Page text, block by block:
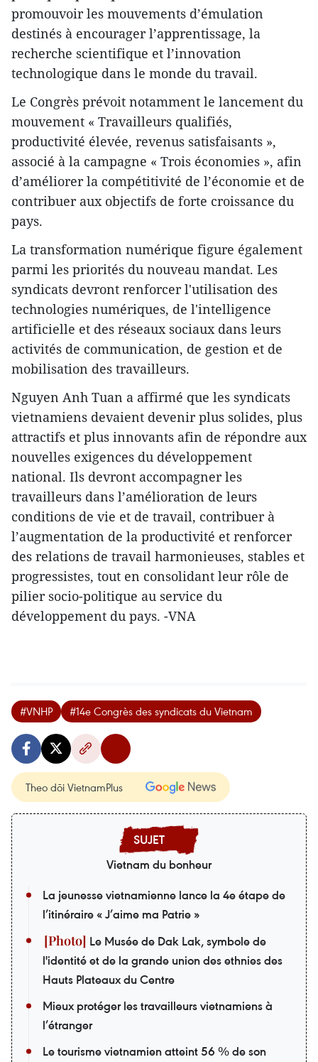
promouvoir les mouvements d’émulation
destinés à encourager l’apprentissage, la
recherche scientifique et l’innovation
technologique dans le monde du travail.
Le Congrès prévoit notamment le lancement du
mouvement « Travailleurs qualifiés,
productivité élevée, revenus satisfaisants »,
associé à la campagne « Trois économies », afin
d’améliorer la compétitivité de l’économie et de
contribuer aux objectifs de forte croissance du
pays.
La transformation numérique figure également
parmi les priorités du nouveau mandat. Les
syndicats devront renforcer l'utilisation des
technologies numériques, de l'intelligence
artificielle et des réseaux sociaux dans leurs
activités de communication, de gestion et de
mobilisation des travailleurs.
Nguyen Anh Tuan a affirmé que les syndicats
vietnamiens devaient devenir plus solides, plus
attractifs et plus innovants afin de répondre aux
nouvelles exigences du développement
national. Ils devront accompagner les
travailleurs dans l’amélioration de leurs
conditions de vie et de travail, contribuer à
l’augmentation de la productivité et renforcer
des relations de travail harmonieuses, stables et
progressistes, tout en consolidant leur rôle de
pilier socio-politique au service du
développement du pays. -VNA
#VNHP #14e Congrès des syndicats du Vietnam
Theo dõi VietnamPlus
Vietnam du bonheur
La jeunesse vietnamienne lance la 4e étape de
l’itinéraire « J’aime ma Patrie »
Le Musée de Dak Lak, symbole de
l'identité et de la grande union des ethnies des
Hauts Plateaux du Centre
Mieux protéger les travailleurs vietnamiens à
l’étranger
Le tourisme vietnamien atteint 56 % de son